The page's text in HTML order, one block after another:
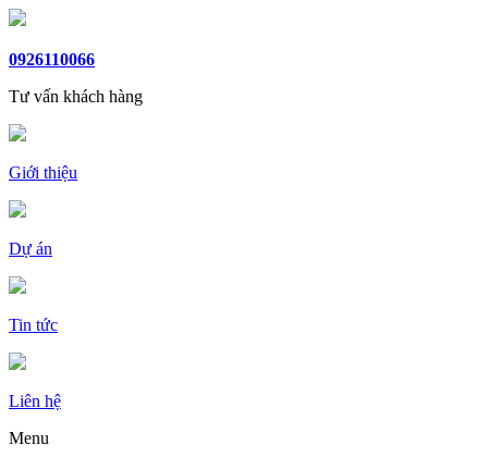
0926110066
Tư vấn khách hàng
Giới thiệu
Dự án
Tin tức
Liên hệ
Menu